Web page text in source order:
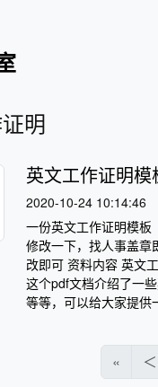
明
英文工作证明
2020-10-24 10:14:46
一份英文工作证明模板
修改一下，找人事盖章
改即可 资料内容 英文
这个pdf文档介绍了一
等等，可以给大家提供
« ＜